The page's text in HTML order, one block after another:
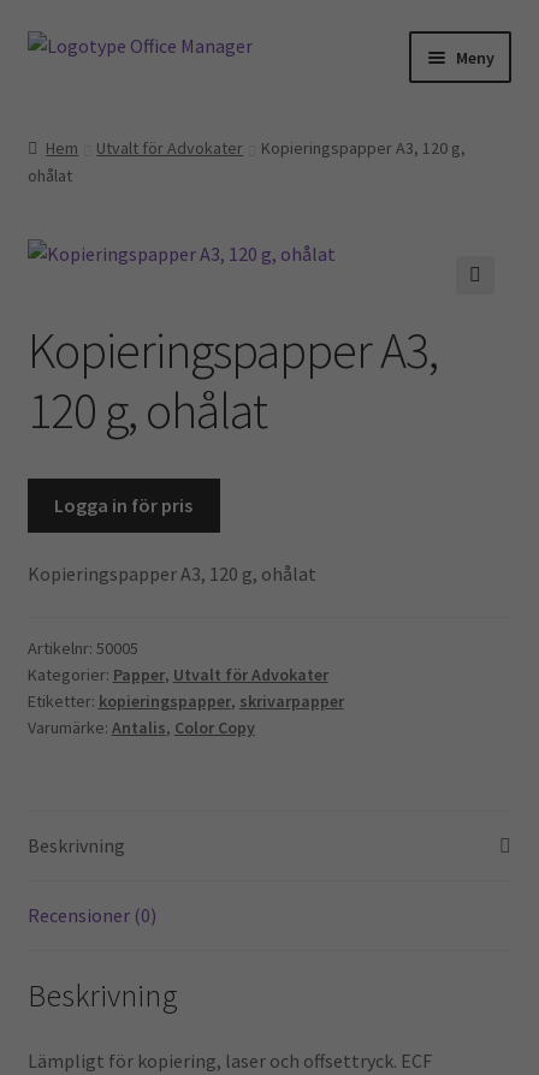
Hoppa
Hoppa
Meny
Kontakt
Om oss
Utvalt för…
Advokater
Ekonomi & Bokföring
Kassa
Hem Utvalt för Advokater
Kopieringspapper A3, 120 g,
ohålat
Kopieringspapper A3,
120 g, ohålat
Logga in för pris
Kopieringspapper A3, 120 g, ohålat
Artikelnr: 50005
Kategorier: Papper, Utvalt för Advokater
Etiketter: kopieringspapper, skrivarpapper
Varumärke: Antalis, Color Copy
Beskrivning
Recensioner (0)
Beskrivning
Lämpligt för kopiering, laser och offsettryck. ECF